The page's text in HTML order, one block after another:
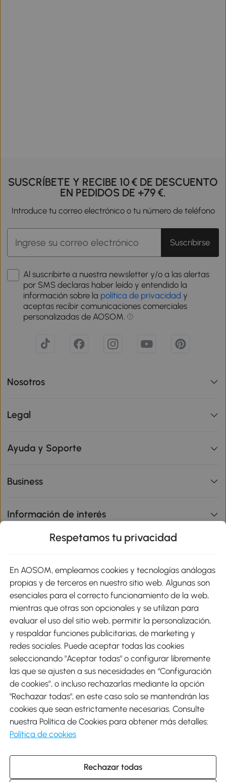
SUSCRÍBETE Y RECIBE 10 € DE DESCUENTO
EN PEDIDOS DE +79 €.
Introduce tu correo electrónico o tu número de teléfono
Suscribirse
Al suscribirte a nuestra newsletter y/o a las alertas
por SMS declaras haber leído y entendido la
información sobre la política de privacidad y
aceptas recibir comunicaciones comerciales
personalizadas de AOSOM.
Nosotros
Legal
Ayuda y Soporte
Business
Información de interés
Métodos de Pago
Envíos
Descargar Aosom App
Google Play
931 29 45 12 (L-V de 8:30 a 17:30h)
Respetamos tu privacidad
En AOSOM, empleamos cookies y tecnologías análogas
propias y de terceros en nuestro sitio web. Algunas son
esenciales para el correcto funcionamiento de la web,
mientras que otras son opcionales y se utilizan para
evaluar el uso del sitio web, permitir la personalización,
y respaldar funciones publicitarias, de marketing y
redes sociales. Puede aceptar todas las cookies
seleccionando "Aceptar todas" o configurar libremente
las que se ajusten a sus necesidades en “Configuración
de cookies”, o incluso rechazarlas mediante la opción
"Rechazar todas", en este caso solo se mantendrán las
cookies que sean estrictamente necesarias. Consulte
nuestra Política de Cookies para obtener más detalles:
Política de cookies
Rechazar todas